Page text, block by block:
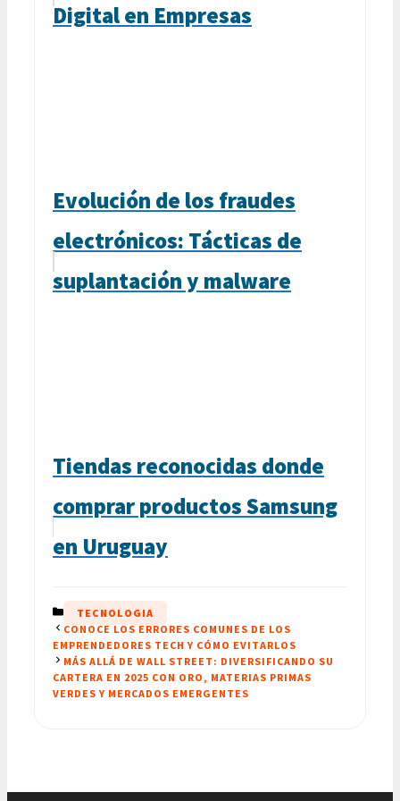
Digital en Empresas
Evolución de los fraudes
electrónicos: Tácticas de
suplantación y malware
Tiendas reconocidas donde
comprar productos Samsung
en Uruguay
CATEGORÍAS
TECNOLOGIA
CONOCE LOS ERRORES COMUNES DE LOS
EMPRENDEDORES TECH Y CÓMO EVITARLOS
MÁS ALLÁ DE WALL STREET: DIVERSIFICANDO SU
CARTERA EN 2025 CON ORO, MATERIAS PRIMAS
VERDES Y MERCADOS EMERGENTES